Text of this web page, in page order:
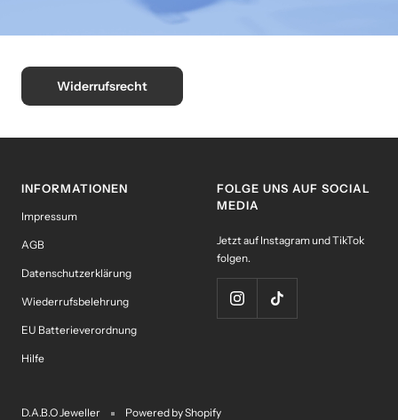
Widerrufsrecht
INFORMATIONEN
Impressum
AGB
Datenschutzerklärung
Wiederrufsbelehrung
EU Batterieverordnung
Hilfe
FOLGE UNS AUF SOCIAL
MEDIA
Jetzt auf Instagram und TikTok
folgen.
D.A.B.O Jeweller Powered by Shopify